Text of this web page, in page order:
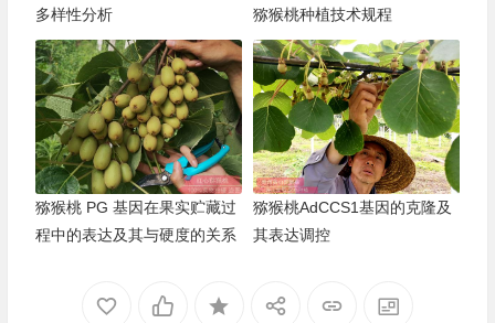
多样性分析
猕猴桃种植技术规程
猕猴桃 PG 基因在果实贮藏过
程中的表达及其与硬度的关系
猕猴桃AdCCS1基因的克隆及
其表达调控